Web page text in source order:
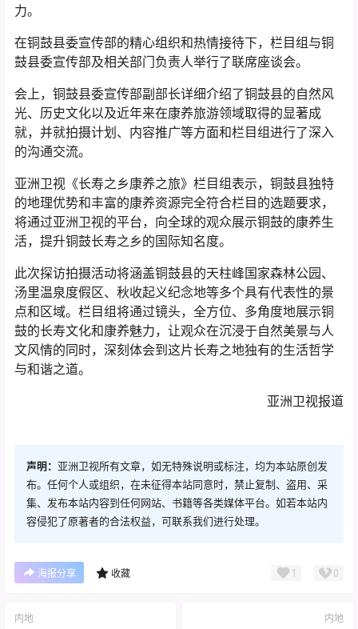
力。
在铜鼓县委宣传部的精心组织和热情接待下，栏目组与铜
鼓县委宣传部及相关部门负责人举行了联席座谈会。
会上，铜鼓县委宣传部副部长详细介绍了铜鼓县的自然风
光、历史文化以及近年来在康养旅游领域取得的显著成
就，并就拍摄计划、内容推广等方面和栏目组进行了深入
的沟通交流。
亚洲卫视《长寿之乡康养之旅》栏目组表示，铜鼓县独特
的地理优势和丰富的康养资源完全符合栏目的选题要求，
将通过亚洲卫视的平台，向全球的观众展示铜鼓的康养生
活，提升铜鼓长寿之乡的国际知名度。
此次探访拍摄活动将涵盖铜鼓县的天柱峰国家森林公园、
汤里温泉度假区、秋收起义纪念地等多个具有代表性的景
点和区域。栏目组将通过镜头，全方位、多角度地展示铜
鼓的长寿文化和康养魅力，让观众在沉浸于自然美景与人
文风情的同时，深刻体会到这片长寿之地独有的生活哲学
与和谐之道。
亚洲卫视报道
声明： 亚洲卫视所有文章，如无特殊说明或标注，均为本站原创发
布。任何个人或组织，在未征得本站同意时，禁止复制、盗用、采
集、发布本站内容到任何网站、书籍等各类媒体平台。如若本站内
容侵犯了原著者的合法权益，可联系我们进行处理。
海报分享 收藏 1 0
内地 内地